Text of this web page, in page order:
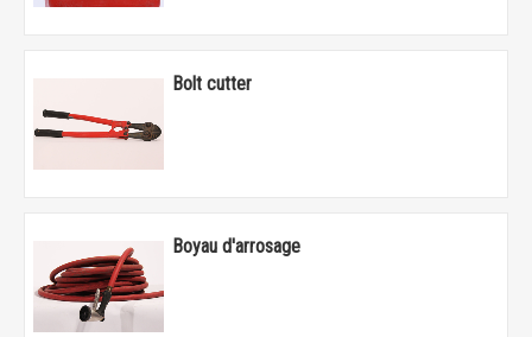
Bolt cutter
Boyau d'arrosage